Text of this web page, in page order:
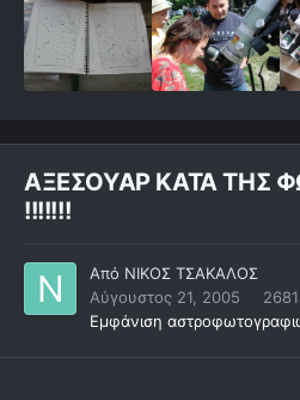
ΑΞΕΣΟΥΑΡ ΚΑΤΑ ΤΗΣ
!!!!!!!
Από ΝΙΚΟΣ ΤΣΑΚΑΛΟΣ
Αύγουστος 21, 2005
Εμφάνιση